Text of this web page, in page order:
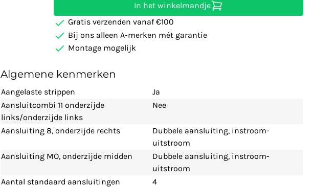
In het winkelmandje
Gratis verzenden vanaf €100
Bij ons alleen A-merken mét garantie
Montage mogelijk
Algemene kenmerken
Aangelaste strippen
Ja
Aansluitcombi 11 onderzijde
links/onderzijde links
Nee
Aansluiting 8, onderzijde rechts
Dubbele aansluiting, instroom-
uitstroom
Aansluiting MO, onderzijde midden
Dubbele aansluiting, instroom-
uitstroom
Aantal standaard aansluitingen
4